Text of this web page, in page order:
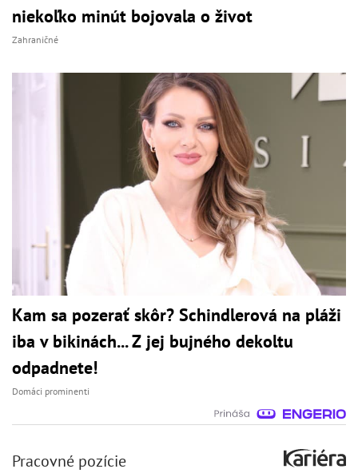
niekoľko minút bojovala o život
Zahraničné
Kam sa pozerať skôr? Schindlerová na pláži
iba v bikinách... Z jej bujného dekoltu
odpadnete!
Domáci prominenti
Pracovné pozície